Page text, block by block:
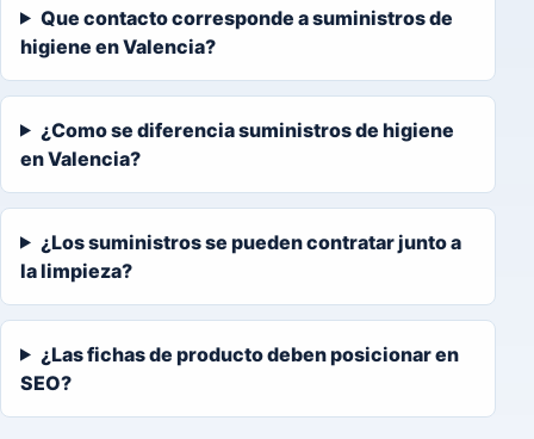
Que contacto corresponde a suministros de
higiene en Valencia?
¿Como se diferencia suministros de higiene
en Valencia?
¿Los suministros se pueden contratar junto a
la limpieza?
¿Las fichas de producto deben posicionar en
SEO?